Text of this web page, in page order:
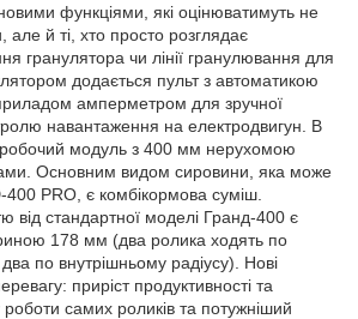
функціями, які оцінюватимуть не
й ті, хто просто розглядає
гранулятора чи лінії гранулювання для
додається пульт з автоматикою
амперметром для зручної
навантаження на електродвигун. В
робочий модуль з 400 мм нерухомою
Основним видом сировини, яка може
PRO, є комбікормова суміш.
від стандартної моделі Гранд-400 є
178 мм (два ролика ходять по
по внутрішньому радіусу). Нові
приріст продуктивності та
самих роликів та потужніший